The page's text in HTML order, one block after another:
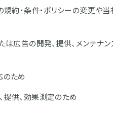
約・条件・ポリシーの変更や
広告の開発、提供、メンテナ
ため
供、効果測定のため